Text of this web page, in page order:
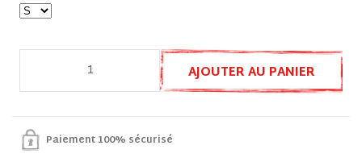
AJOUTER AU PANIER
Paiement 100% sécurisé